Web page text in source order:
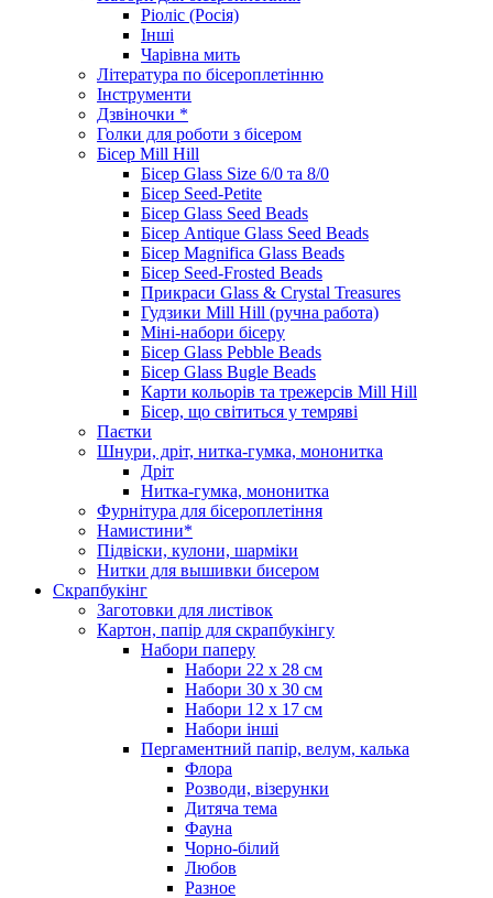
Ріоліс (Росія)
Інші
Чарівна мить
Література по бісероплетінню
Інструменти
Дзвіночки *
Голки для роботи з бісером
Бісер Mill Hill
Бісер Glass Size 6/0 та 8/0
Бісер Seed-Petite
Бісер Glass Seed Beads
Бісер Antique Glass Seed Beads
Бісер Magnifica Glass Beads
Бісер Seed-Frosted Beads
Прикраси Glass & Crystal Treasures
Гудзики Mill Hill (ручна работа)
Міні-набори бісеру
Бісер Glass Pebble Beads
Бісер Glass Bugle Beads
Карти кольорів та трежерсів Mill Hill
Бісер, що світиться у темряві
Паєтки
Шнури, дріт, нитка-гумка, мононитка
Дріт
Нитка-гумка, мононитка
Фурнітура для бісероплетіння
Намистини*
Підвіски, кулони, шарміки
Нитки для вышивки бисером
Скрапбукінг
Заготовки для листівок
Картон, папір для скрапбукінгу
Набори паперу
Набори 22 х 28 см
Набори 30 х 30 см
Набори 12 х 17 см
Набори інші
Пергаментний папір, велум, калька
Флора
Розводи, візерунки
Дитяча тема
Фауна
Чорно-білий
Любов
Разное